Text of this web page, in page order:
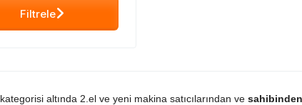
Filtrele
kategorisi altında 2.el ve yeni makina satıcılarından ve